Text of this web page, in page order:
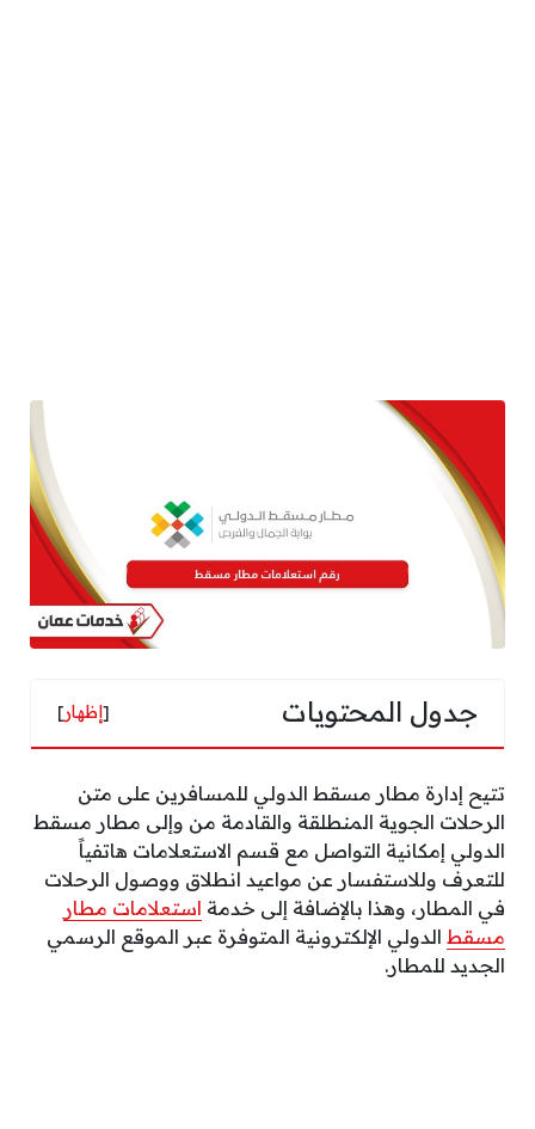
جدول المحتويات [إظهار]
تتيح إدارة مطار مسقط الدولي للمسافرين على متن
الرحلات الجوية المنطلقة والقادمة من وإلى مطار مسقط
الدولي إمكانية التواصل مع قسم الاستعلامات هاتفياً
للتعرف وللاستفسار عن مواعيد انطلاق ووصول الرحلات
في المطار، وهذا بالإضافة إلى خدمة استعلامات مطار
مسقط الدولي الإلكترونية المتوفرة عبر الموقع الرسمي
الجديد للمطار.